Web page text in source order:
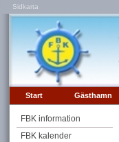
Sidkarta
Start Gästhamn
FBK information
FBK kalender